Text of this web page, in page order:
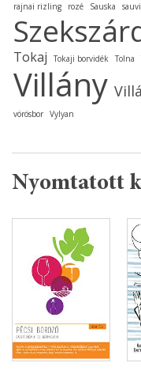
rajnai rizling
rozé Sauska
Tokaj Tokaji borvidék Tolna
Villány
vörösbor Vylyan
Nyomtatott